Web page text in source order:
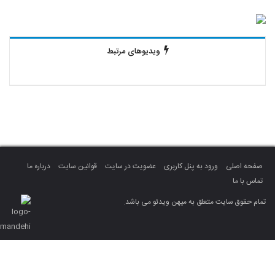
ویدیوهای مرتبط
صفحه اصلی ورود به پنل کاربری عضویت در سایت قوانین سایت
درباره ما
تماس با ما
تمام حقوق سایت متعلق به میهن ویدئو می باشد.